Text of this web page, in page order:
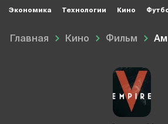
Экономика Технологии Кино
Главная Кино Фильм